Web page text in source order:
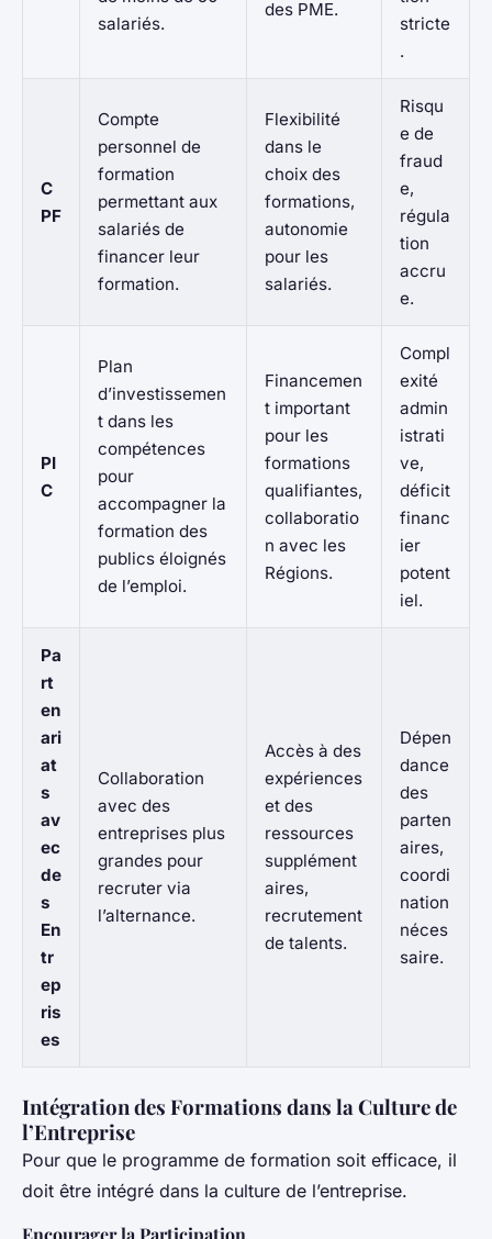
salariés.
des PME.
stricte
.
C
PF
Compte
personnel de
formation
permettant aux
salariés de
financer leur
formation.
Flexibilité
dans le
choix des
formations,
autonomie
pour les
salariés.
Risqu
e de
fraud
e,
régula
tion
accru
e.
PI
C
Plan
d’investissemen
t dans les
compétences
pour
accompagner la
formation des
publics éloignés
de l’emploi.
Financemen
t important
pour les
formations
qualifiantes,
collaboratio
n avec les
Régions.
Compl
exité
admin
istrati
ve,
déficit
financ
ier
potent
iel.
Pa
rt
en
ari
at
s
av
ec
de
s
En
tr
ep
ris
es
Collaboration
avec des
entreprises plus
grandes pour
recruter via
l’alternance.
Accès à des
expériences
et des
ressources
supplément
aires,
recrutement
de talents.
Dépen
dance
des
parten
aires,
coordi
nation
néces
saire.
Intégration des Formations dans la Culture de
l’Entreprise
Pour que le programme de formation soit efficace, il
doit être intégré dans la culture de l’entreprise.
Encourager la Participation